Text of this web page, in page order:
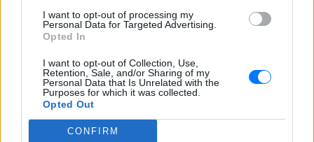
I want to opt-out of processing my
Personal Data for Targeted Advertising.
Opted In
I want to opt-out of Collection, Use,
Retention, Sale, and/or Sharing of my
Personal Data that Is Unrelated with the
Purposes for which it was collected.
Opted Out
CONFIRM
μεταφορά άνδρα για στρατιωτική
επιστράτευση στην Ουκρανία
επαναφέρει τη συζήτηση για το λεγόμενο
Ουκρανία: Βίντεο σοκ με
19χρονο να οδηγείται με τη βία
για επιστράτευση ‑ Τι είναι το